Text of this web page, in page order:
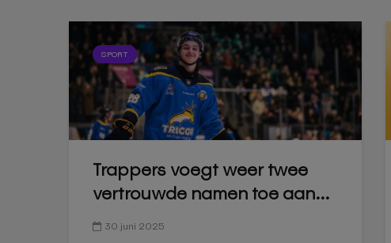
SPORT
Trappers voegt weer twee
vertrouwde namen toe aan...
30 juni 2025